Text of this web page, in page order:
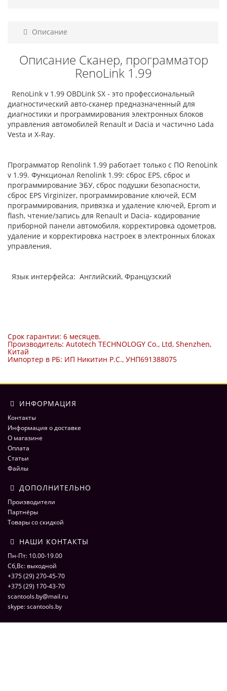
Описание
Описание Сканер, программатор
RenoLink 1.99
RenoLink v 1.99 OBDLink SX - это профессиональный
диагностический авто-сканер предназначенный для
диагностики и программирования электронных блоков
управления автомобилей Renault и Dacia и частично Lada
Vesta и X-Ray.
Программатор Renolink 1.99 работает только с ПО RenoLink
v 1.99. Функционал Renolink 1.99: сброс EPS, сброс и
программирование ЭБУ, сброс подушки безопасности,
сброс EPS Virginizer, программирование ключей, ECM
программирования, привязка и удаление ключей, Eprom и
flash, чтение/запись для Renault и Dacia- кодирование
приборной панели автомобиля, корректировка одометров,
удаление и корректировка настроек в электронных блоках
управления.
Язык интерфейса: Английский, Французский
Срок гарантии: 6 месяцев.
Производитель: Autotech TECHNOLOGY Co., Ltd, Shenzhen,
Китай
Импортер в РБ: ИП Никитин Р.С., УНП691388075
ИНФОРМАЦИЯ
Контакты
Информация о доставке
О магазине
Оплата
Статьи
Файлы
ДОПОЛНИТЕЛЬНО
Производители
Партнёры
Товары со скидкой
НАШИ КОНТАКТЫ
Пн-Пт: 10.00-19.00
Сб,Вс: выходной
+375 (29) 270-45-70
+375 (29) 170-43-70
scantools.by@mail.ru
skype: scantools.by